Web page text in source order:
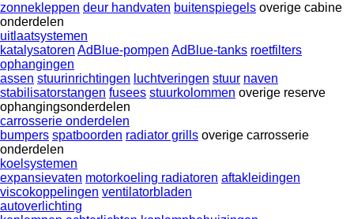
zonnekleppen deur handvaten buitenspiegels overige cabine
onderdelen
uitlaatsystemen
katalysatoren AdBlue-pompen AdBlue-tanks roetfilters
ophangingen
assen stuurinrichtingen luchtveringen stuur naven
stabilisatorstangen fusees stuurkolommen overige reserve
ophangingsonderdelen
carrosserie onderdelen
bumpers spatboorden radiator grills overige carrosserie
onderdelen
koelsystemen
expansievaten motorkoeling radiatoren aftakleidingen
viscokoppelingen ventilatorbladen
autoverlichting